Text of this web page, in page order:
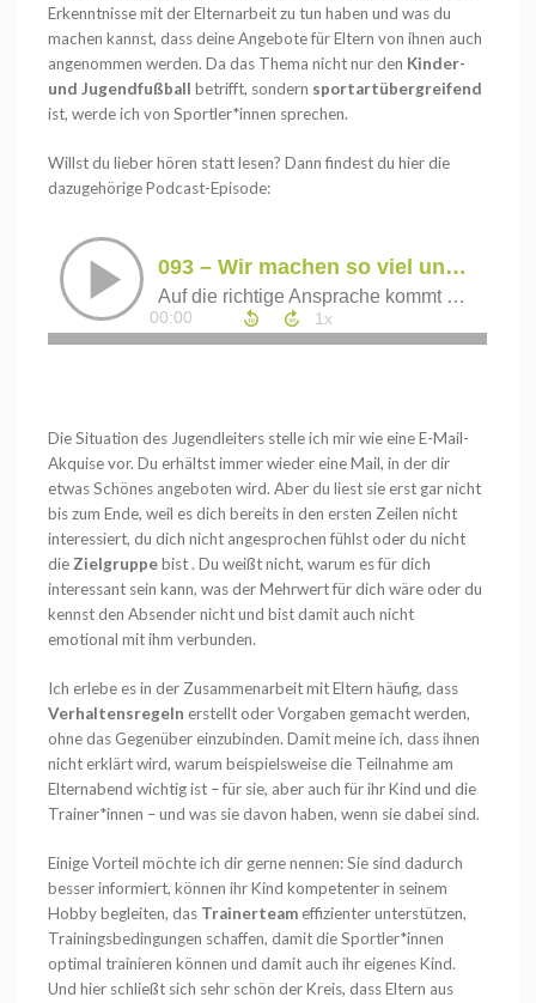
Erkenntnisse mit der Elternarbeit zu tun haben und was du
machen kannst, dass deine Angebote für Eltern von ihnen auch
angenommen werden. Da das Thema nicht nur den Kinder-
und Jugendfußball betrifft, sondern sportartübergreifend
ist, werde ich von Sportler*innen sprechen.
Willst du lieber hören statt lesen? Dann findest du hier die
dazugehörigePodcast-Episode:
Die Situation des Jugendleiters stelle ich mir wie eine E-Mail-
Akquise vor. Du erhältst immer wieder eine Mail, in der dir
etwas Schönes angeboten wird. Aber du liest sie erst gar nicht
bis zum Ende, weil es dich bereits in den ersten Zeilen nicht
interessiert, du dich nicht angesprochen fühlst oder du nicht
die Zielgruppebist . Du weißt nicht, warum es für dich
interessant sein kann, was der Mehrwert für dich wäre oder du
kennst den Absender nicht und bist damit auch nicht
emotional mit ihm verbunden.
Ich erlebe es in der Zusammenarbeit mit Eltern häufig, dass
Verhaltensregeln erstellt oder Vorgaben gemacht werden,
ohne das Gegenüber einzubinden. Damit meine ich, dass ihnen
nicht erklärt wird, warum beispielsweise die Teilnahme am
Elternabend wichtig ist – für sie, aber auch für ihr Kind und die
Trainer*innen – und was sie davon haben, wenn sie dabei sind.
Einige Vorteil möchte ich dir gerne nennen: Sie sind dadurch
besser informiert, können ihr Kind kompetenter in seinem
Hobby begleiten, das Trainerteam effizienter unterstützen,
Trainingsbedingungen schaffen, damit die Sportler*innen
optimal trainieren können und damit auch ihr eigenes Kind.
Und hier schließt sich sehr schön der Kreis, dass Eltern aus